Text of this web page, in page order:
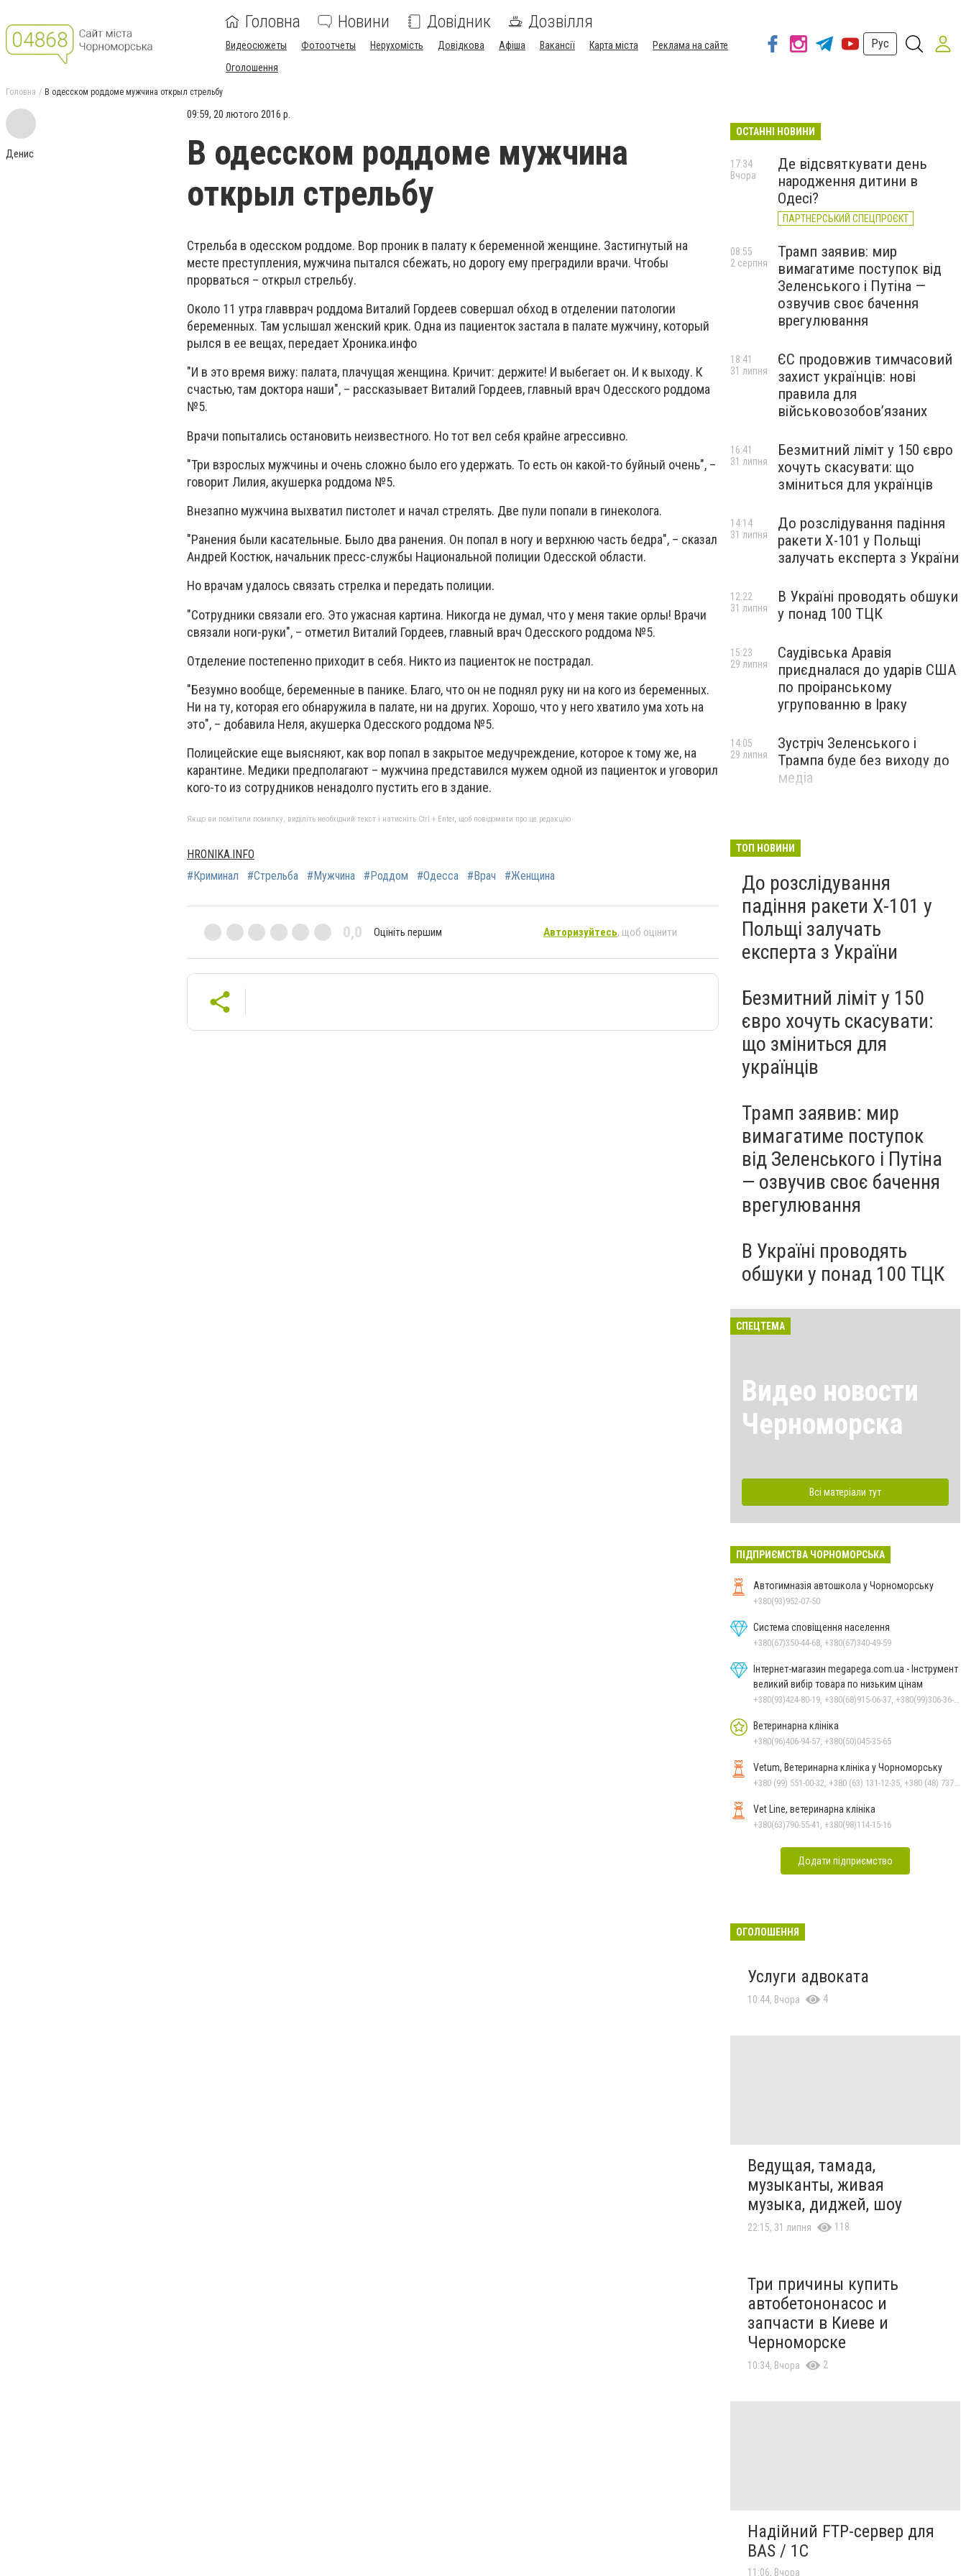
Головна Новини Довідник Дозвілля
Видеосюжеты Фотоотчеты Нерухомість Довідкова Афіша Вакансії Карта міста
Реклама на сайте
Оголошення
Рус
Головна В одесском роддоме мужчина открыл стрельбу
Денис
09:59, 20 лютого 2016 р.
В одесском роддоме мужчина
открыл стрельбу
Стрельба в одесском роддоме. Вор проник в палату к беременной женщине. Застигнутый на
месте преступления, мужчина пытался сбежать, но дорогу ему преградили врачи. Чтобы
прорваться – открыл стрельбу.
Около 11 утра главврач роддома Виталий Гордеев совершал обход в отделении патологии
беременных. Там услышал женский крик. Одна из пациенток застала в палате мужчину, который
рылся в ее вещах, передает Хроника.инфо
"И в это время вижу: палата, плачущая женщина. Кричит: держите! И выбегает он. И к выходу. К
счастью, там доктора наши", – рассказывает Виталий Гордеев, главный врач Одесского роддома
№5.
Врачи попытались остановить неизвестного. Но тот вел себя крайне агрессивно.
"Три взрослых мужчины и очень сложно было его удержать. То есть он какой-то буйный очень", –
говорит Лилия, акушерка роддома №5.
Внезапно мужчина выхватил пистолет и начал стрелять. Две пули попали в гинеколога.
"Ранения были касательные. Было два ранения. Он попал в ногу и верхнюю часть бедра", – сказал
Андрей Костюк, начальник пресс-службы Национальной полиции Одесской области.
Но врачам удалось связать стрелка и передать полиции.
"Сотрудники связали его. Это ужасная картина. Никогда не думал, что у меня такие орлы! Врачи
связали ноги-руки", – отметил Виталий Гордеев, главный врач Одесского роддома №5.
Отделение постепенно приходит в себя. Никто из пациенток не пострадал.
"Безумно вообще, беременные в панике. Благо, что он не поднял руку ни на кого из беременных.
Ни на ту, которая его обнаружила в палате, ни на других. Хорошо, что у него хватило ума хоть на
это", – добавила Неля, акушерка Одесского роддома №5.
Полицейские еще выясняют, как вор попал в закрытое медучреждение, которое к тому же, на
карантине. Медики предполагают – мужчина представился мужем одной из пациенток и уговорил
кого-то из сотрудников ненадолго пустить его в здание.
Якщо ви помітили помилку, виділіть необхідний текст і натисніть Ctrl + Enter, щоб повідомити про це редакцію
HRONIKA.INFO
#Криминал
#Стрельба #Мужчина #Роддом #Одесса #Врач #Женщина
0,0 Оцініть першим Авторизуйтесь, щоб оцінити
ОСТАННІ НОВИНИ
Де відсвяткувати день
народження дитини в
Одесі?
ПАРТНЕРСЬКИЙ СПЕЦПРОЄКТ
17:34
Вчора
Трамп заявив: мир
вимагатиме поступок від
Зеленського і Путіна —
озвучив своє бачення
врегулювання
08:55
2 серпня
ЄС продовжив тимчасовий
захист українців: нові
правила для
військовозобов’язаних
18:41
31 липня
Безмитний ліміт у 150 євро
хочуть скасувати: що
зміниться для українців
16:41
31 липня
До розслідування падіння
ракети Х-101 у Польщі
залучать експерта з України
14:14
31 липня
В Україні проводять обшуки
у понад 100 ТЦК
12:22
31 липня
Саудівська Аравія
приєдналася до ударів США
по проіранському
угрупованню в Іраку
15:23
29 липня
Зустріч Зеленського і
Трампа буде без виходу до
медіа
14:05
29 липня
ТОП НОВИНИ
До розслідування
падіння ракети Х-101 у
Польщі залучать
експерта з України
Безмитний ліміт у 150
євро хочуть скасувати:
що зміниться для
українців
Трамп заявив: мир
вимагатиме поступок
від Зеленського і Путіна
— озвучив своє бачення
врегулювання
В Україні проводять
обшуки у понад 100 ТЦК
СПЕЦТЕМА
Видео новости
Черноморска
Всі матеріали тут
ПІДПРИЄМСТВА ЧОРНОМОРСЬКА
Автогимназія автошкола у Чорноморську
+380(93)952-07-50
Система сповіщення населення
+380(67)350-44-68, +380(67)340-49-59
Інтернет-магазин megapega.com.ua - Інструмент
великий вибір товара по низьким цінам
Ветеринарна клініка
+380(96)406-94-57, +380(50)045-35-65
Vetum, Ветеринарна клініка у Чорноморську
Vet Line, ветеринарна клініка
+380(63)790-55-41, +380(98)114-15-16
Додати підприємство
ОГОЛОШЕННЯ
Услуги адвоката
10:44, Вчора 4
Ведущая, тамада,
музыканты, живая
музыка, диджей, шоу
22:15, 31 липня 118
Три причины купить
автобетононасос и
запчасти в Киеве и
Черноморске
10:34, Вчора 2
Надійний FTP-сервер для
BAS / 1C
11:06, Вчора